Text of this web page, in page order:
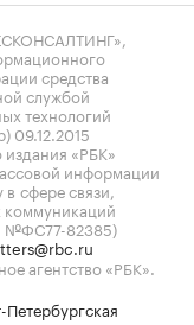
средства
службой
технологий
09.12.2015
«РБК»
информации
сфере связи,
№ФС77-82385)
агентство «РБК».
Петербургская